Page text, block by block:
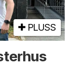
PLUSS